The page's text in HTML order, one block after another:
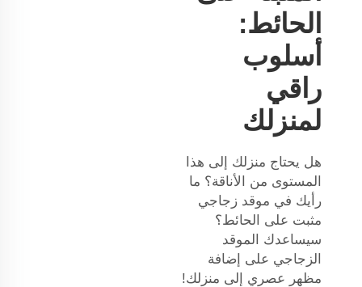
الحائط:
أسلوب
راقي
لمنزلك
هل يحتاج منزلك إلى هذا
المستوى من الأناقة؟ ما
رأيك في موقد زجاجي
مثبت على الحائط؟
سيساعدك الموقد
الزجاجي على إضافة
مظهر عصري إلى منزلك!